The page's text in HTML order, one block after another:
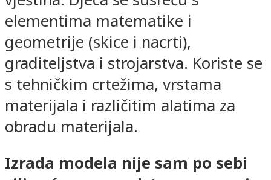
elementima matematike i
geometrije (skice i nacrti),
graditeljstva i strojarstva. Koriste se
s tehničkim crtežima, vrstama
materijala i različitim alatima za
obradu materijala.
Izrada modela nije sam po sebi